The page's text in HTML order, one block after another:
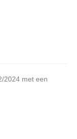
2024 met een